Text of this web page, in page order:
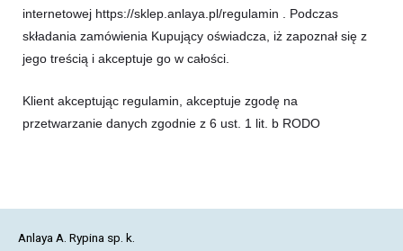
internetowej https://sklep.anlaya.pl/regulamin . Podczas
składania zamówienia Kupujący oświadcza, iż zapoznał się z
jego treścią i akceptuje go w całości.
Klient akceptując regulamin, akceptuje zgodę na
przetwarzanie danych zgodnie z 6 ust. 1 lit. b RODO
Anlaya A. Rypina sp. k.